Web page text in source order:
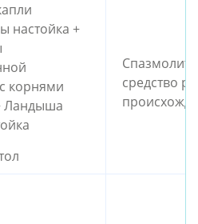
настойка +
корнями
Ландыша
средство